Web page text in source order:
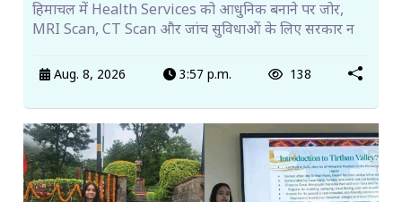
हिमाचल में Health Services को आधुनिक बनाने पर जोर,
MRI Scan, CT Scan और जांच सुविधाओं के लिए सरकार न
Aug. 8, 2026 3:57 p.m. 138